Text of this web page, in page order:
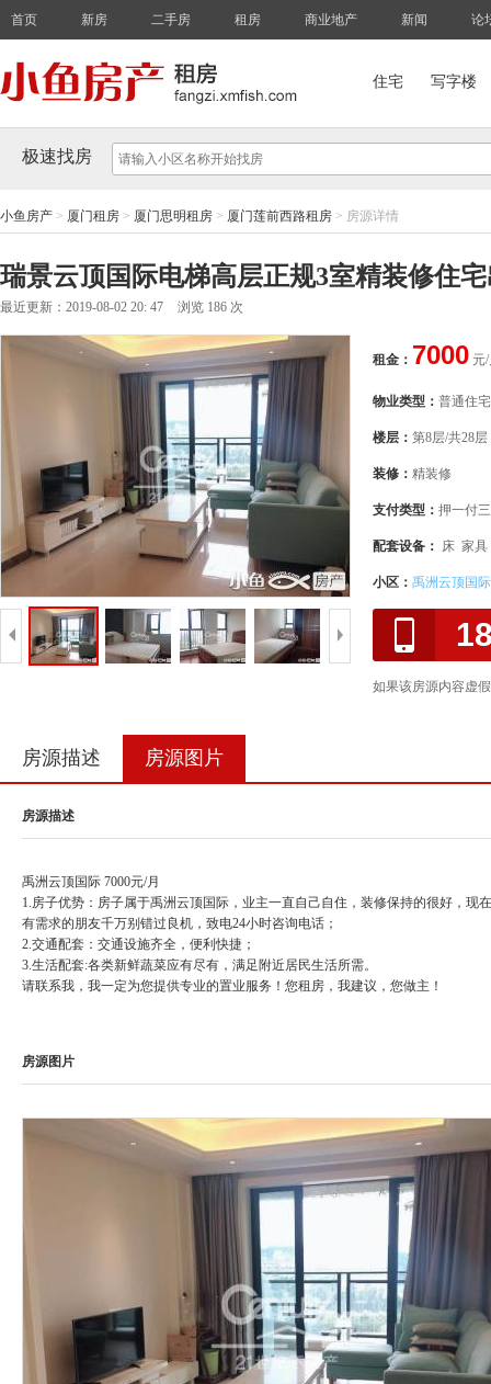
首页 新房 二手房 租房 商业地产 新闻 论
住宅 写字楼
极速找房
小鱼房产 > 厦门租房 > 厦门思明租房 > 厦门莲前西路租房 > 房源详情
瑞景云顶国际电梯高层正规3室精装修住
最近更新：2019-08-02 20: 47 浏览 186 次
租金： 7000 元
物业类型： 普通住宅
楼层： 第8层/共28层
装修： 精装修
支付类型： 押一付三
配套设备： 床 家
小区： 禹洲云顶国际
如果该房源内容虚
房源描述 房源图片
房源描述
禹洲云顶国际 7000元/月
1.房子优势：房子属于禹洲云顶国际，业主一直自己自住，装修保持的很好，
有需求的朋友千万别错过良机，致电24小时咨询电话；
2.交通配套：交通设施齐全，便利快捷；
3.生活配套:各类新鲜蔬菜应有尽有，满足附近居民生活所需。
请联系我，我一定为您提供专业的置业服务！您租房，我建议，您做主！
房源图片